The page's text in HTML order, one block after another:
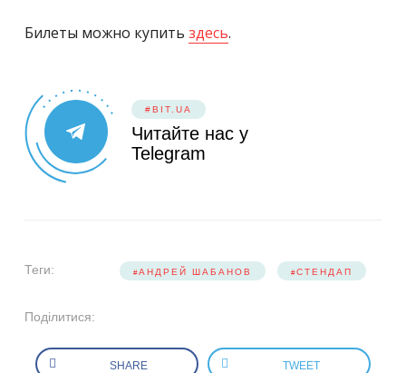
Билеты можно купить здесь.
#BIT.UA
Читайте нас у
Telegram
Теги: АНДРЕЙ ШАБАНОВ СТЕНДАП
Поділитися:
SHARE TWEET